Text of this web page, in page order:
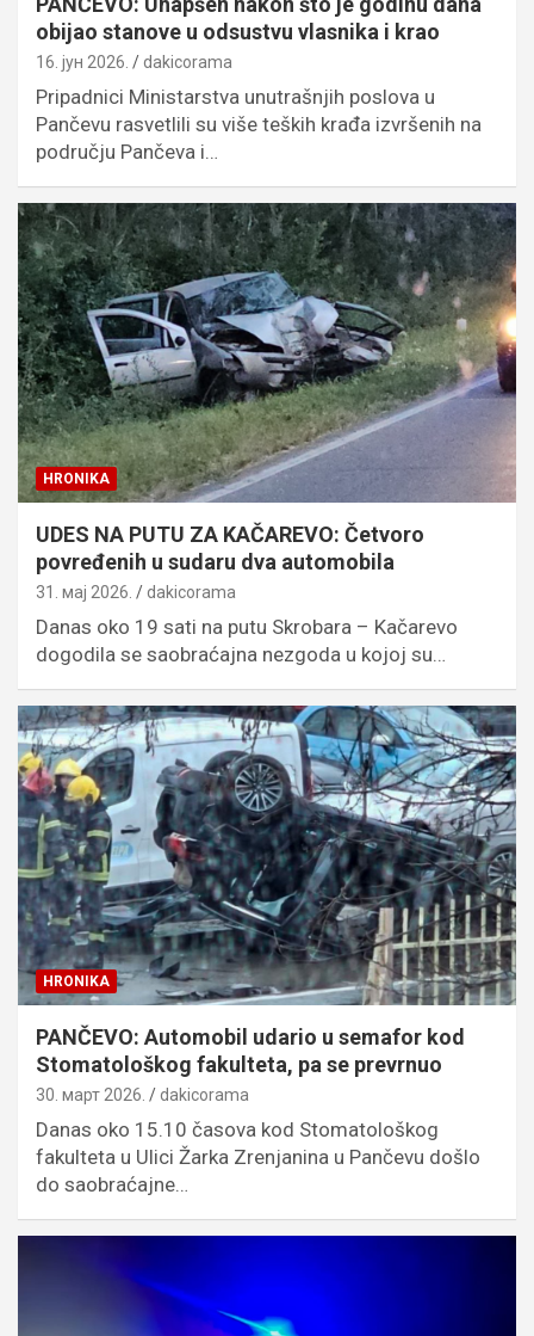
obijao stanove u odsustvu vlasnika i krao
16. јун 2026. dakicorama
Pripadnici Ministarstva unutrašnjih poslova u
Pančevu rasvetlili su više teških krađa izvršenih na
području Pančeva i…
HRONIKA
UDES NA PUTU ZA KAČAREVO: Četvoro
povređenih u sudaru dva automobila
31. мај 2026. dakicorama
Danas oko 19 sati na putu Skrobara – Kačarevo
dogodila se saobraćajna nezgoda u kojoj su…
HRONIKA
PANČEVO: Automobil udario u semafor kod
Stomatološkog fakulteta, pa se prevrnuo
30. март 2026. dakicorama
Danas oko 15.10 časova kod Stomatološkog
fakulteta u Ulici Žarka Zrenjanina u Pančevu došlo
do saobraćajne…